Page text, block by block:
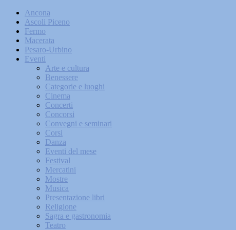
Ancona
Ascoli Piceno
Fermo
Macerata
Pesaro-Urbino
Eventi
Arte e cultura
Benessere
Categorie e luoghi
Cinema
Concerti
Concorsi
Convegni e seminari
Corsi
Danza
Eventi del mese
Festival
Mercatini
Mostre
Musica
Presentazione libri
Religione
Sagra e gastronomia
Teatro